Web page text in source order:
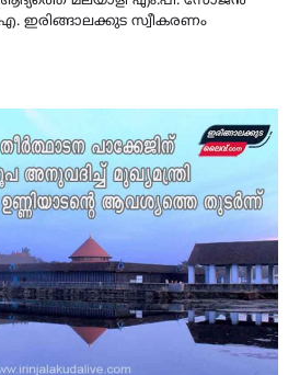
ഇരിങ്ങാലക്കുട സ്വീകരണം